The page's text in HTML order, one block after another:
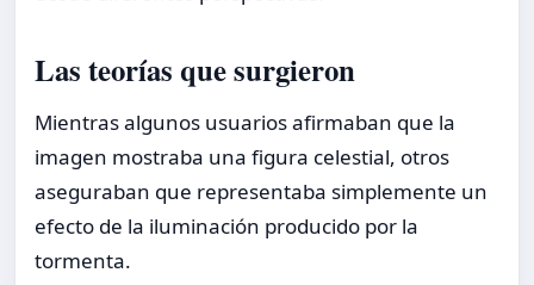
Las teorías que surgieron
Mientras algunos usuarios afirmaban que la
imagen mostraba una figura celestial, otros
aseguraban que representaba simplemente un
efecto de la iluminación producido por la
tormenta.